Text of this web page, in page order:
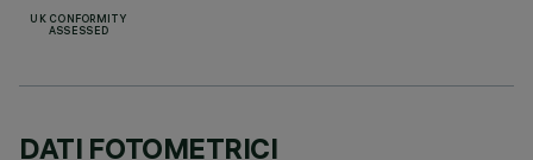
UK CONFORMITY
ASSESSED
DATI FOTOMETRICI